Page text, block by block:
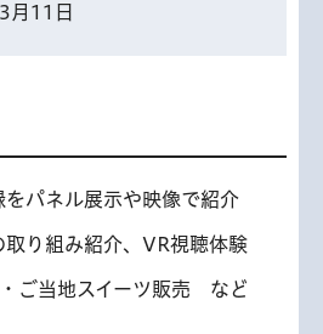
月11日
をパネル展示や映像で紹介
り組み紹介、VR視聴体験
ご当地スイーツ販売 など